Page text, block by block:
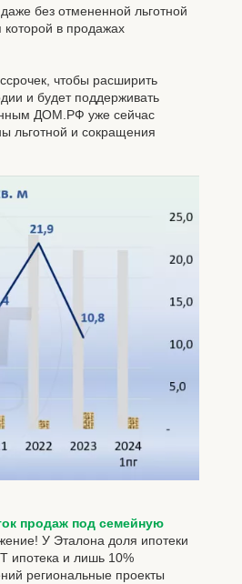
без отмененной льготной
которой в продажах
чтобы расширить
и будет поддерживать
ДОМ.РФ уже сейчас
льготной и сокращения
продаж под семейную
У Эталона доля ипотеки
ипотека и лишь 10%
региональные проекты